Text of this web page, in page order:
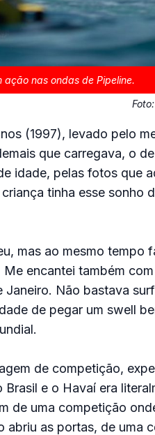
ação nas ondas de Pipeline.
Foto:
(1997), levado pelo
que carregava, o
idade, pelas fotos que
tinha esse sonho
mas ao mesmo tempo
encantei também
Não bastava
de pegar um swell
de competição,
e o Havaí era
de uma competição
abriu as portas, de uma